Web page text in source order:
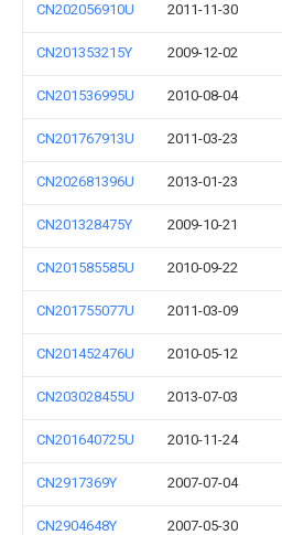
CN202056910U 2011-11-30
CN201353215Y 2009-12-02
CN201536995U 2010-08-04
CN201767913U 2011-03-23
CN202681396U 2013-01-23
CN201328475Y 2009-10-21
CN201585585U 2010-09-22
CN201755077U 2011-03-09
CN201452476U 2010-05-12
CN203028455U 2013-07-03
CN201640725U 2010-11-24
CN2917369Y 2007-07-04
CN2904648Y 2007-05-30